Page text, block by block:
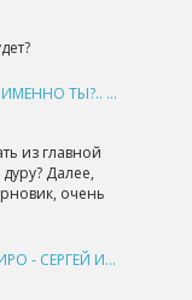
ПОЧЕМУ ИМЕННО ТЫ?.. КНИГА 1 - ЕКАТЕРИНА ЮДИНА
из главной
Далее,
очень
ПУТЬ АКИРО - СЕРГЕЙ ИЗМАЙЛОВ